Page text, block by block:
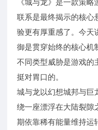
联系是最终揭示的核心
验更有厚重感了。今天
御是贯穿始终的核心机
不同类型威胁是游戏的
挺对胃口的。
城与龙以幻想城邦与巨
绕一座漂浮在大陆裂隙
期依靠稀有能量维持运